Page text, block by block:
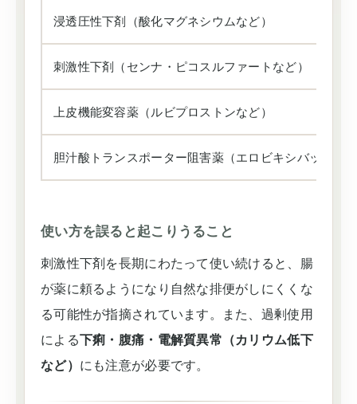
浸透圧性下剤（酸化マグネシウムなど）
刺激性下剤（センナ・ピコスルファートなど）
上皮機能変容薬（ルビプロストンなど）
胆汁酸トランスポーター阻害薬（エロビキシバットな
使い方を誤ると起こりうること
刺激性下剤を長期にわたって使い続けると、腸
が薬に頼るようになり自然な排便がしにくくな
る可能性が指摘されています。また、過剰使用
による下痢・腹痛・電解質異常（カリウム低下
など） にも注意が必要です。